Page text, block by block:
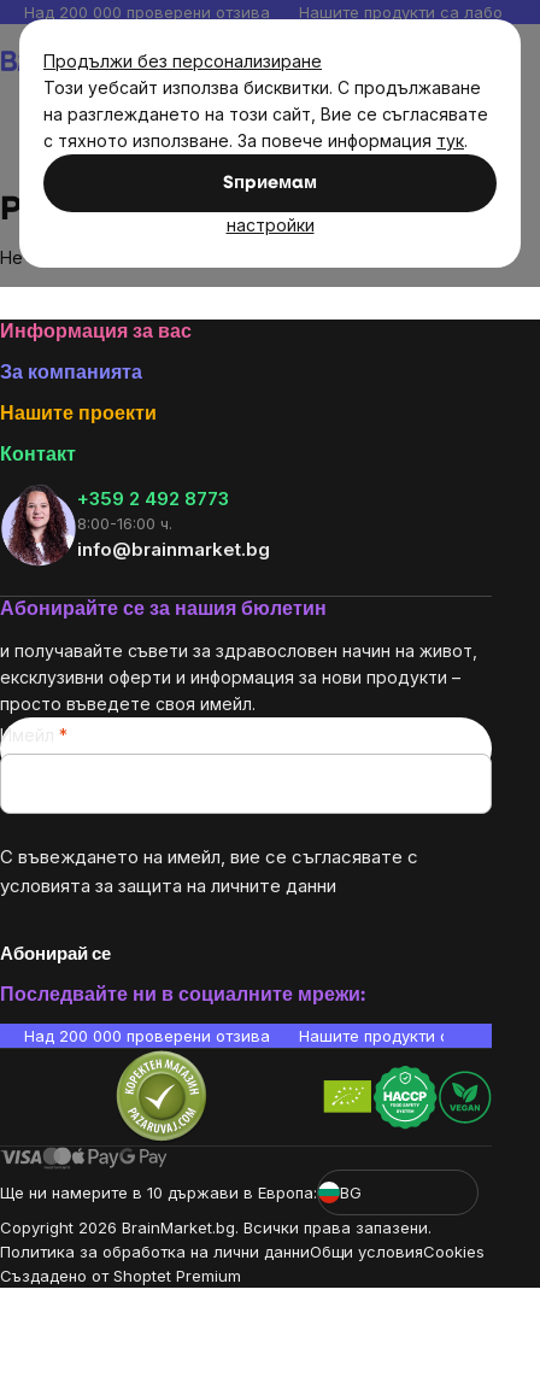
Продължи без персонализиране
Този уебсайт използва бисквитки. С продължаване
на разглеждането на този сайт, Вие се съгласявате
с тяхното използване. За повече информация тук.
Sпpиeмaм
настройки
Прескочи
към
съдържанието
Над 200 000 проверени отзива Нашите продукти са
Pri´s Puddings
Pri´s Puddings
Не са намерени стоки на марката
Footer
Информация за вас
За компанията
Нашите проекти
Контакт
+359 2 492 8773
8:00-16:00 ч.
info@brainmarket.bg
Абонирайте се за нашия бюлетин
и получавайте съвети за здравословен начин на живот,
ексклузивни оферти и информация за нови продукти –
просто въведете своя имейл.
Имейл
С въвеждането на имейл, вие се съгласявате с
условията за защита на личните данни
Абонирай се
Последвайте ни в социалните мрежи:
Над 200 000 проверени отзива Нашите продукти са
Ще ни намерите в 10 държави в Европа:
BG
Copyright 2026 BrainMarket.bg. Всички права запазени.
Политика за обработка на лични данниОбщи условияCookies
Създадено от Shoptet Premium